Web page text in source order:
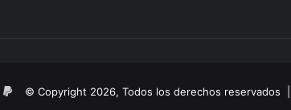
© Copyright 2026, Todos los derechos reservados |
PayPal